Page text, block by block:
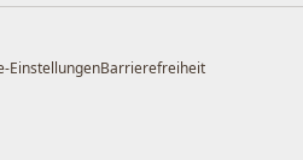
EinstellungenBarrierefreiheit